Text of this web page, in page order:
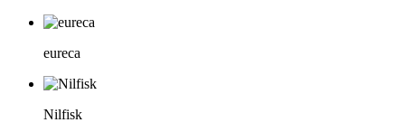
eureca
Nilfisk